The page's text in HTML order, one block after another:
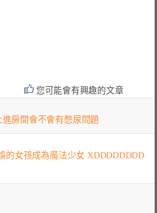
您可能會有興趣的文章
房間會不會有憋尿問題
的女孩成為魔法少女 XDDDDDDDD